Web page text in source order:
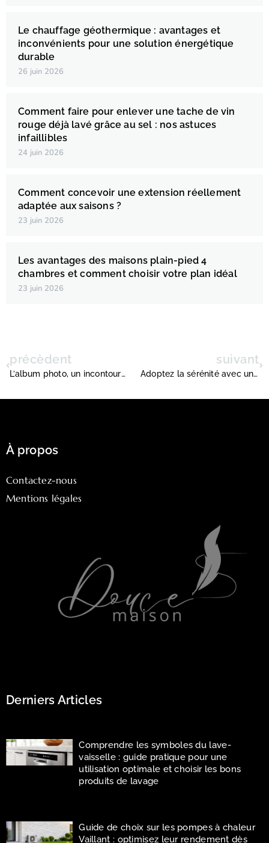
Le chauffage géothermique : avantages et
inconvénients pour une solution énergétique
durable
26 juin 2026
Comment faire pour enlever une tache de vin
rouge déjà lavé grâce au sel : nos astuces
infaillibles
24 juin 2026
Comment concevoir une extension réellement
adaptée aux saisons ?
23 juin 2026
Les avantages des maisons plain-pied 4
chambres et comment choisir votre plan idéal
23 juin 2026
précèdent
L’album photo, un incontournable de vos souvenirs
suivant
Adoptez la sérénité avec une offre d’électricité simple et accessible
À propos
Contactez-nous
Mentions légales
Derniers Articles
Comprendre les symboles du lave-
vaisselle : guide pratique pour une
utilisation optimale et choisir les bons
produits de lavage
Guide de choix sur les pompes à chaleur
Vaillant : optimisez leur rendement dès